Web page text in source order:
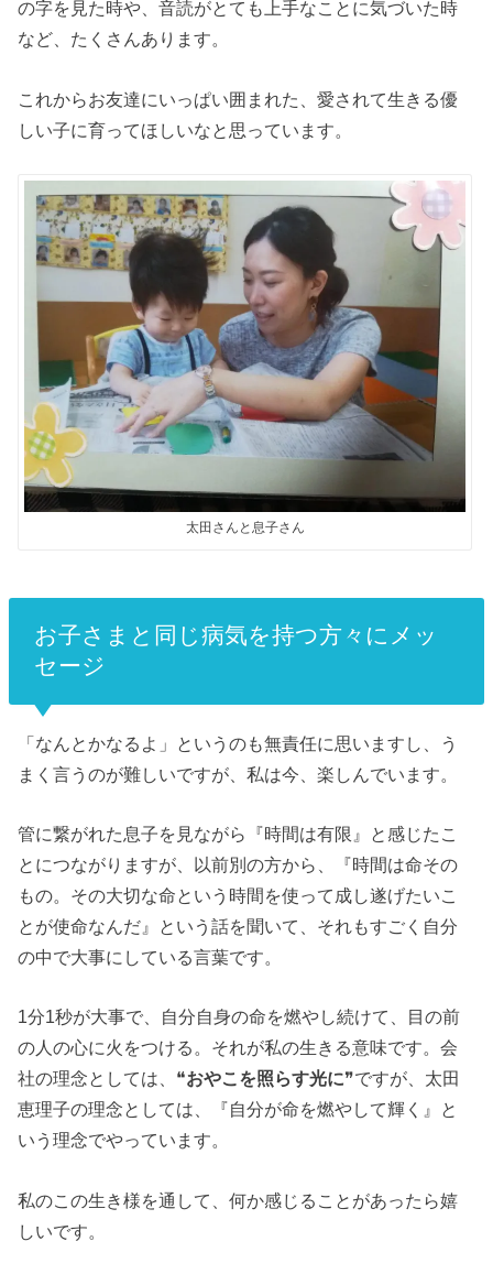
の字を見た時や、音読がとても上手なことに気づいた時
など、たくさんあります。
これからお友達にいっぱい囲まれた、愛されて生きる優
しい子に育ってほしいなと思っています。
太田さんと息子さん
お子さまと同じ病気を持つ方々にメッ
セージ
「なんとかなるよ」というのも無責任に思いますし、う
まく言うのが難しいですが、私は今、楽しんでいます。
管に繋がれた息子を見ながら『時間は有限』と感じたこ
とにつながりますが、以前別の方から、『時間は命その
もの。その大切な命という時間を使って成し遂げたいこ
とが使命なんだ』という話を聞いて、それもすごく自分
の中で大事にしている言葉です。
1分1秒が大事で、自分自身の命を燃やし続けて、目の前
の人の心に火をつける。 それが私の生きる意味です。会
社の理念としては、❝おやこを照らす光に❞ですが、太田
恵理子の理念としては、『自分が命を燃やして輝く』と
いう理念でやっています。
私のこの生き様を通して、何か感じることがあったら嬉
しいです。